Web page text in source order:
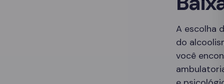
A escolha
do
você